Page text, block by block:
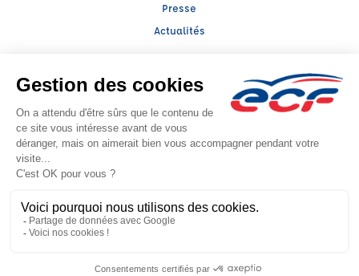
Presse
Actualités
Facebook (nouvelle fenêtre)
Instagram (nouvelle fenêtre)
LinkedIn (nouvelle fenêtre)
YouTube (nouvelle fenêtre)
TikTok (nouvelle
Raison sociale : ECOLE DE CONDUITE DU MARCHE - Capital social: 0€
SIREN: 530394493 - Numéro de TVA intracommunautaire: FR 50 530394493
Agrément n°E1709400020